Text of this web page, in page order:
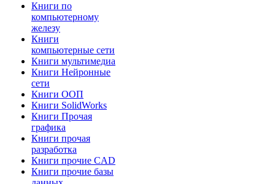
Книги по
компьютерному
железу
Книги
компьютерные сети
Книги мультимедиа
Книги Нейронные
сети
Книги ООП
Книги SolidWorks
Книги Прочая
графика
Книги прочая
разработка
Книги прочие CAD
Книги прочие базы